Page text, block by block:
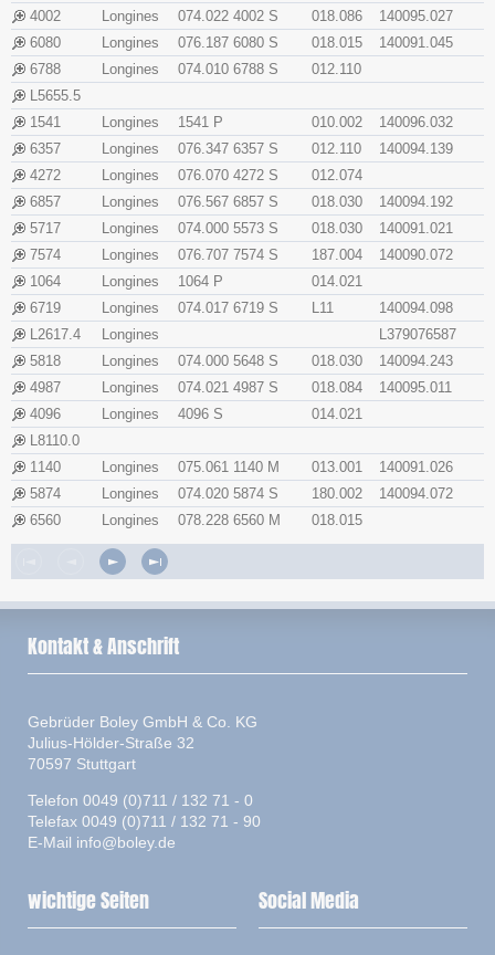
4002
Longines 074.022 4002 S 018.086
140095.027
6080
Longines 076.187 6080 S 018.015
140091.045
6788
Longines 074.010 6788 S
012.110
L5655.5
1541
Longines 1541 P 010.002
140096.032
6357
Longines 076.347 6357 S 012.110
140094.139
4272
Longines 076.070 4272 S
012.074
6857
Longines 076.567 6857 S 018.030
140094.192
5717
Longines 074.000 5573 S 018.030
140091.021
7574
Longines 076.707 7574 S 187.004
140090.072
1064
Longines 1064 P
014.021
6719
Longines 074.017 6719 S L11
140094.098
L2617.4
Longines
L379076587
5818
Longines 074.000 5648 S 018.030
140094.243
4987
Longines 074.021 4987 S 018.084
140095.011
4096
Longines 4096 S
014.021
L8110.0
1140
Longines 075.061 1140 M 013.001
140091.026
5874
Longines 074.020 5874 S 180.002
140094.072
6560
Longines 078.228 6560 M 018.015
Kontakt & Anschrift
Gebrüder Boley GmbH & Co. KG
Julius-Hölder-Straße 32
70597 Stuttgart
Telefon 0049 (0)711 / 132 71 - 0
Telefax 0049 (0)711 / 132 71 - 90
E-Mail info@boley.de
wichtige Seiten Social Media